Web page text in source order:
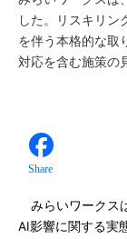
した。リスキリン
を伴う本格的な取
対応を含む施策の
Share
みらいワークス
AI影響に関する実